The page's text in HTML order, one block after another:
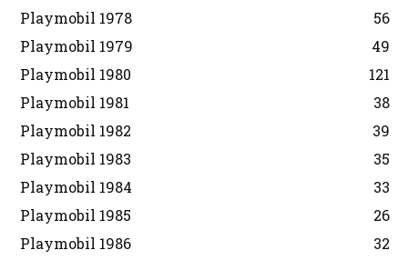
Playmobil 1978
56
Playmobil 1979
49
Playmobil 1980
121
Playmobil 1981
38
Playmobil 1982
39
Playmobil 1983
35
Playmobil 1984
33
Playmobil 1985
26
Playmobil 1986
32